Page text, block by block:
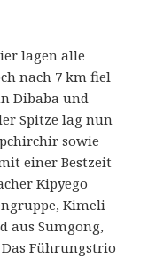
lagen alle
nach 7 km fiel
Dibaba und
Spitze lag nun
sowie
einer Bestzeit
Kipyego
Kimeli
aus Sumgong,
Führungstrio